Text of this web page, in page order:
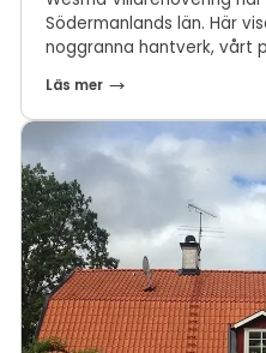
Södermanlands län. Här
noggranna hantverk, vårt
Läs mer